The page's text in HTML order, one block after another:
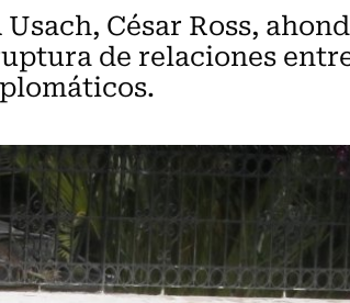
César Ross,
de relaciones